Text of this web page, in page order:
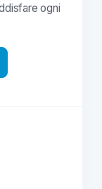
ogni